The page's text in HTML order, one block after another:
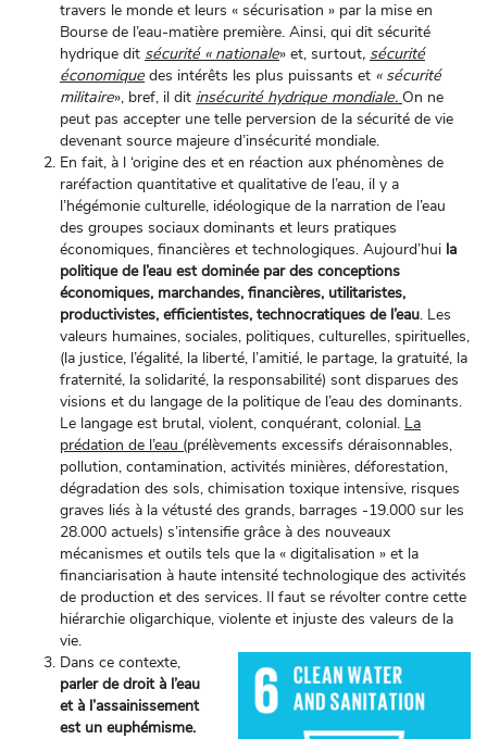
travers le monde et leurs « sécurisation » par la mise en
Bourse de l’eau-matière première. Ainsi, qui dit sécurité
hydrique dit sécurité « nationale» et, surtout, sécurité
économique des intérêts les plus puissants et « sécurité
militaire», bref, il dit insécurité hydrique mondiale. On ne
peut pas accepter une telle perversion de la sécurité de vie
devenant source majeure d’insécurité mondiale.
En fait, à l ‘origine des et en réaction aux phénomènes de
raréfaction quantitative et qualitative de l’eau, il y a
l’hégémonie culturelle, idéologique de la narration de l’eau
des groupes sociaux dominants et leurs pratiques
économiques, financières et technologiques. Aujourd’hui la
politique de l’eau est dominée par des conceptions
économiques, marchandes, financières, utilitaristes,
productivistes, efficientistes, technocratiques de l’eau . Les
valeurs humaines, sociales, politiques, culturelles, spirituelles,
(la justice, l’égalité, la liberté, l’amitié, le partage, la gratuité, la
fraternité, la solidarité, la responsabilité) sont disparues des
visions et du langage de la politique de l’eau des dominants.
Le langage est brutal, violent, conquérant, colonial.
La
prédation de l’eau (prélèvements excessifs déraisonnables,
pollution, contamination, activités minières, déforestation,
dégradation des sols, chimisation toxique intensive, risques
graves liés à la vétusté des grands, barrages -19.000 sur les
28.000 actuels) s’intensifie grâce à des nouveaux
mécanismes et outils tels que la « digitalisation » et la
financiarisation à haute intensité technologique des activités
de production et des services. Il faut se révolter contre cette
hiérarchie oligarchique, violente et injuste des valeurs de la
vie.
Dans ce contexte,
parler de droit à l’eau
et à l’assainissement
est un euphémisme.